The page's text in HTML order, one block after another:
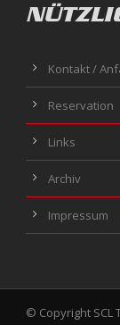
Kontakt /
Reservation
Links
Archiv
Impressum
© Copyright SCL